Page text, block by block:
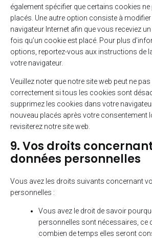
également spécifier que certains cookies ne
placés. Une autre option consiste à
navigateur Internet afin que vous receviez
fois qu’un cookie est placé. Pour plus
options, reportez-vous aux instructions de
votre navigateur.
Veuillez noter que notre site web peut ne
correctement si tous les cookies sont
supprimez les cookies dans votre
nouveau placés après votre consentement
revisiterez notre site web.
9. Vos droits
données personnelles
Vous avez les droits suivants concernant
personnelles :
Vous avez le droit de savoir
personnelles sont nécessaires, ce
combien de temps elles seront